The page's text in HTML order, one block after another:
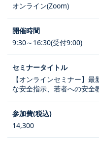
オンライン(Zoom)
9:30～16:30(受付9:00)
【オンラインセミナー】
な安全指示、若者への安全
14,300